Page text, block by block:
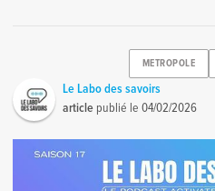
METROPOLE
Le Labo des savoirs
article publié le04/02/2026